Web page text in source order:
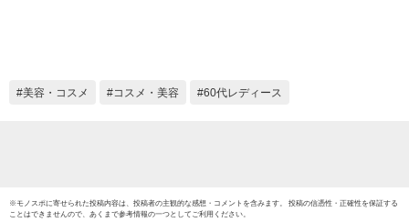
美容・コスメ コスメ・美容 60代レディース
※モノスポに寄せられた投稿内容は、投稿者の主観的な感想・コメントを含みます。 投稿の信憑性・正確性を保証する
ことはできませんので、あくまで参考情報の一つとしてご利用ください。